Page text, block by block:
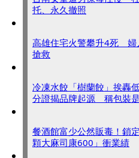
托、永久撤照
高雄住宅火警攀升4死 婦
搶救
冷凍水餃「樹蘭餃」挨轟
分證揭品牌起源 稱包裝是
餐酒館富少公然販毒！鎖
顆大麻司康600」衝業績